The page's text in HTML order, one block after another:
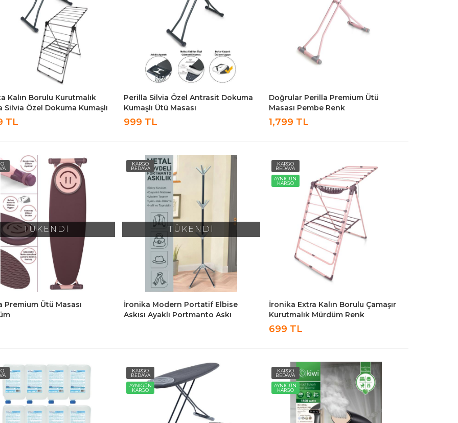
Kalın Borulu Kurutmalık
Silvia Özel Dokuma Kumaşlı
Antrasit
TL
Perilla Silvia Özel Antrasit Dokuma
Kumaşlı Ütü Masası
999 TL
Doğrular Perilla Premium Ütü
Masası Pembe Renk
1,799 TL
TÜKENDİ
Premium Ütü Masası
KARGO
BEDAVA
TÜKENDİ
İronika Modern Portatif Elbise
Askısı Ayaklı Portmanto Askı
KARGO
BEDAVA
AYNIGÜN
KARGO
İronika Extra Kalın Borulu Çamaşır
Kurutmalık Mürdüm Renk
699 TL
KARGO
BEDAVA
AYNIGÜN
KARGO
KARGO
BEDAVA
AYNIGÜN
KARGO